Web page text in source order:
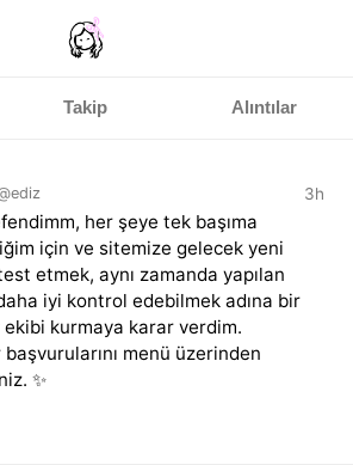
Takip Alıntılar
3h
her şeye tek başıma
için ve sitemize gelecek yeni
etmek, aynı zamanda yapılan
iyi kontrol edebilmek adına bir
kurmaya karar verdim.
menü üzerinden
✨